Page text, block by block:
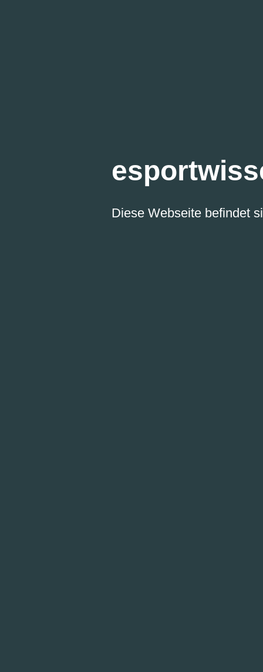
Diese Webseite befindet